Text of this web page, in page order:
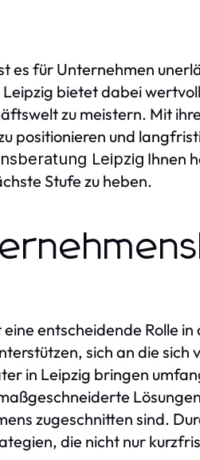
es für Unternehmen
bietet dabei
zu meistern. Mit
positionieren und
Leipzig Ihnen
Stufe zu heben.
entscheidende Rolle
sich an die sich
in Leipzig bringen
zugeschnitten sind.
die nicht nur